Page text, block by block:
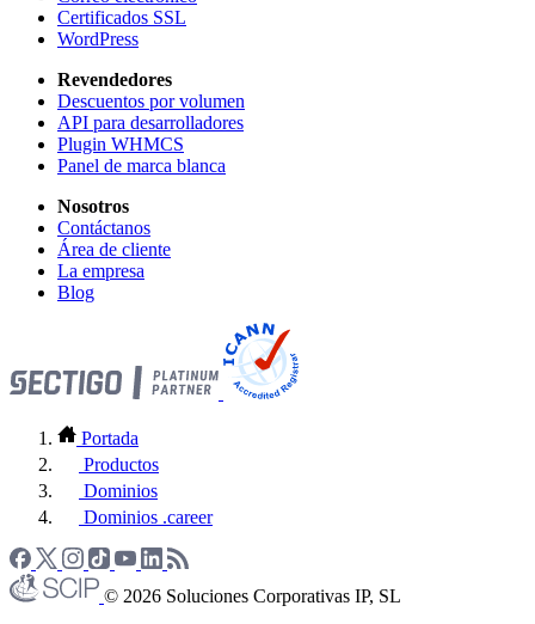
Certificados SSL
WordPress
Revendedores
Descuentos por volumen
API para desarrolladores
Plugin WHMCS
Panel de marca blanca
Nosotros
Contáctanos
Área de cliente
La empresa
Blog
Portada
Productos
Dominios
Dominios .career
© 2026 Soluciones Corporativas IP, SL